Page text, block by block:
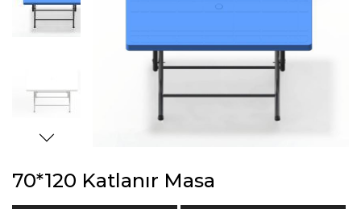
70*120 Katlanır Masa